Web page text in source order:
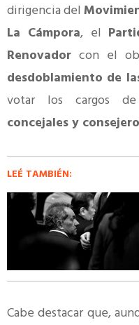
dirigencia del
La Cámpora, el
Renovador con el
desdoblamiento de
votar los cargos de
concejales y
LEÉ TAMBIÉN:
Cabe destacar que,